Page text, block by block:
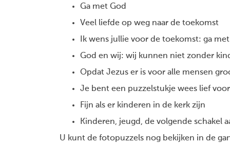
Ga met God
Veel liefde op weg naar de toekomst
Ik wens jullie voor de toekomst: ga
God en wij: wij kunnen niet zonder
Opdat Jezus er is voor alle mensen
Je bent een puzzelstukje wees lief
Fijn als er kinderen in de kerk zijn
Kinderen, jeugd, de volgende schakel
U kunt de fotopuzzels nog bekijken in de